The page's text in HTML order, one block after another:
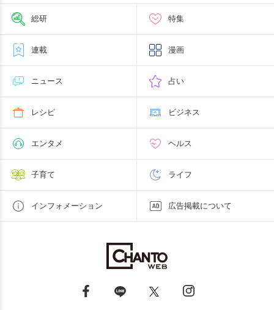
総研 特集
連載 漫画
ニュース 占い
レシピ ビジネス
エンタメ ヘルス
子育て ライフ
インフォメーション 広告掲載について